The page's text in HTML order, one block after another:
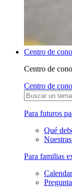
Centro de
Centro de
Centro de
Para futuros
Qué
Para familias